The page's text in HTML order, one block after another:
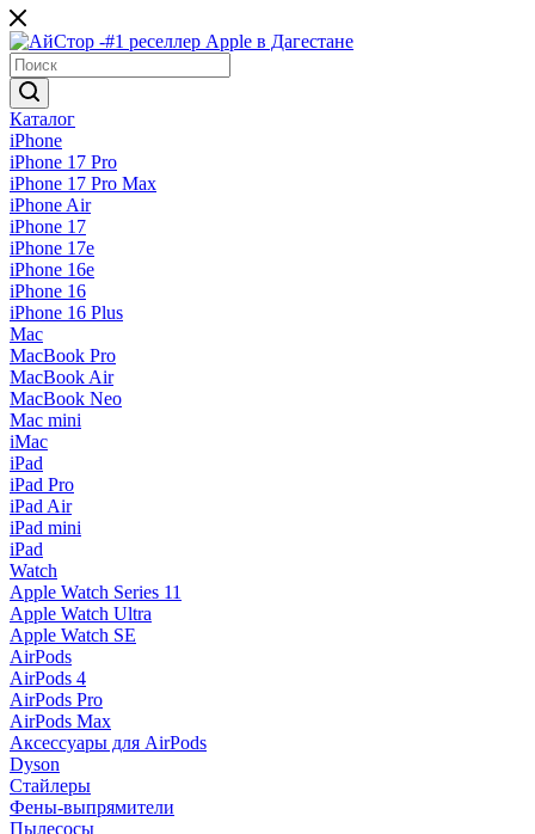
Каталог
iPhone
iPhone 17 Pro
iPhone 17 Pro Max
iPhone Air
iPhone 17
iPhone 17e
iPhone 16e
iPhone 16
iPhone 16 Plus
Mac
MacBook Pro
MacBook Air
MacBook Neo
Mac mini
iMac
iPad
iPad Pro
iPad Air
iPad mini
iPad
Watch
Apple Watch Series 11
Apple Watch Ultra
Apple Watch SE
AirPods
AirPods 4
AirPods Pro
AirPods Max
Аксессуары для AirPods
Dyson
Стайлеры
Фены-выпрямители
Пылесосы